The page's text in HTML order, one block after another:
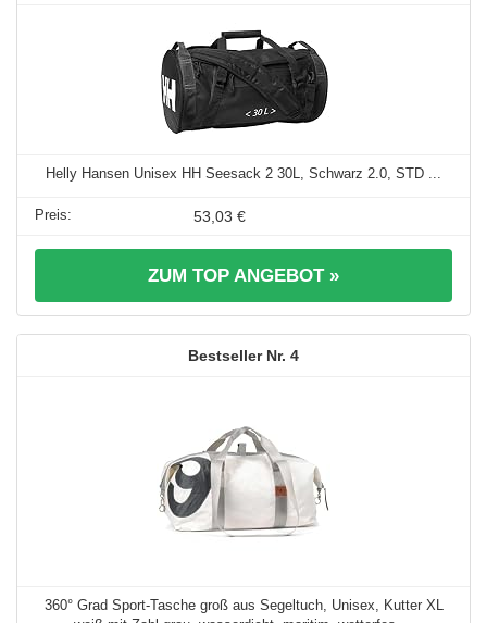
Helly Hansen Unisex HH Seesack 2 30L, Schwarz 2.0, STD ...
53,03 €
ZUM TOP ANGEBOT »
4
360° Grad Sport-Tasche groß aus Segeltuch, Unisex, Kutter XL